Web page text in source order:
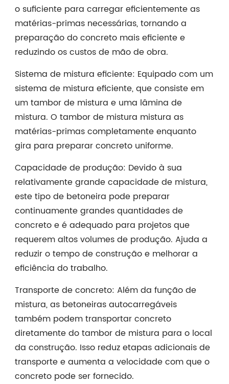
o suficiente para carregar eficientemente as
matérias-primas necessárias, tornando a
preparação do concreto mais eficiente e
reduzindo os custos de mão de obra.
Sistema de mistura eficiente: Equipado com um
sistema de mistura eficiente, que consiste em
um tambor de mistura e uma lâmina de
mistura. O tambor de mistura mistura as
matérias-primas completamente enquanto
gira para preparar concreto uniforme.
Capacidade de produção: Devido à sua
relativamente grande capacidade de mistura,
este tipo de betoneira pode preparar
continuamente grandes quantidades de
concreto e é adequado para projetos que
requerem altos volumes de produção. Ajuda a
reduzir o tempo de construção e melhorar a
eficiência do trabalho.
Transporte de concreto: Além da função de
mistura, as betoneiras autocarregáveis
também podem transportar concreto
diretamente do tambor de mistura para o local
da construção. Isso reduz etapas adicionais de
transporte e aumenta a velocidade com que o
concreto pode ser fornecido.